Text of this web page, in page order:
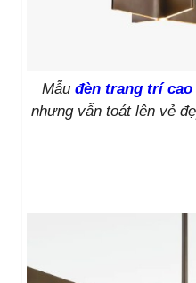
Mẫu đèn trang trí cao
nhưng vẫn toát lên vẻ